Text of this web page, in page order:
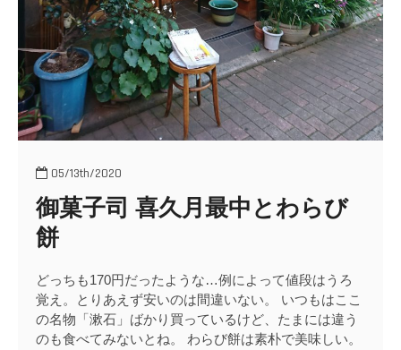
05/13th/2020
御菓子司 喜久月最中とわらび
餅
どっちも170円だったような…例によって値段はうろ
覚え。とりあえず安いのは間違いない。 いつもはここ
の名物「漱石」ばかり買っているけど、たまには違う
のも食べてみないとね。 わらび餅は素朴で美味しい。